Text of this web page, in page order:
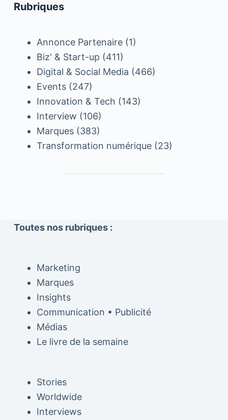
Rubriques
Annonce Partenaire(1)
Biz' & Start-up (411)
Digital & Social Media (466)
Events(247)
Innovation & Tech (143)
Interview (106)
Marques(383)
Transformation numérique(23)
Toutes nos rubriques :
Marketing
Marques
Insights
Communication • Publicité
Médias
Le livre de la semaine
Stories
Worldwide
Interviews